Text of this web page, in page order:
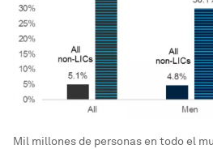
Mil millones de personas en todo el